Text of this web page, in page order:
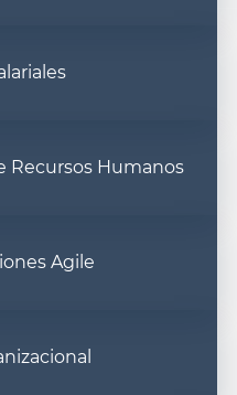
Recursos Humanos
Agile